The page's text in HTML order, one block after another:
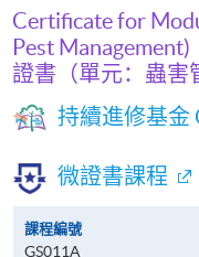
Certificate for
Pest Management)
證書（單元：蟲害
持續進修基金
微證書課程
課程編號
GS011A